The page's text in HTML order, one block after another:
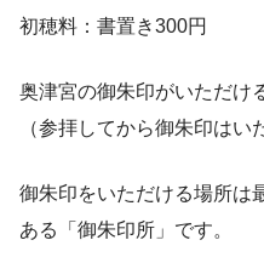
初穂料：書置き300円
奥津宮の御朱印がいただけ
（参拝してから御朱印はい
御朱印をいただける場所は
ある「御朱印所」です。